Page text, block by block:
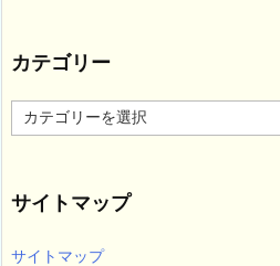
カテゴリー
カ
テ
ー
サイトマップ
サイトマップ